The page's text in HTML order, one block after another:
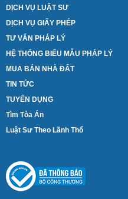
DỊCH VỤ LUẬT SƯ
DỊCH VỤ GIẤY PHÉP
TƯ VẤN PHÁP LÝ
HỆ THỐNG BIỂU MẪU PHÁP LÝ
MUA BÁN NHÀ ĐẤT
TIN TỨC
TUYỂN DỤNG
Tìm Tòa Án
Luật Sư Theo Lãnh Thổ